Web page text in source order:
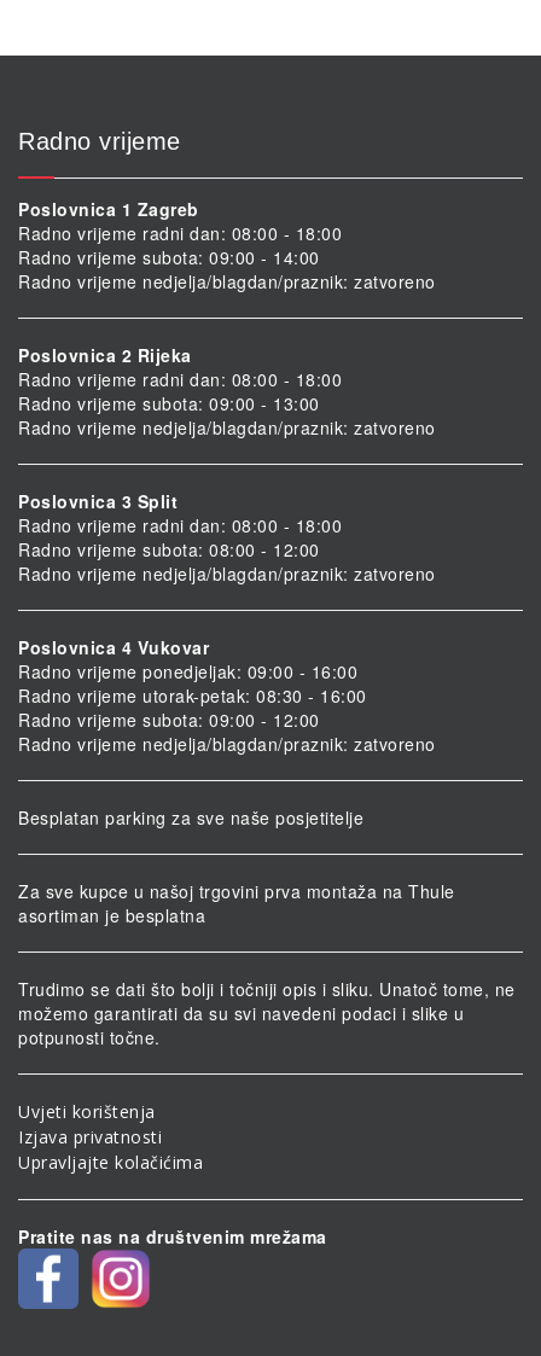
Radno vrijeme
Poslovnica 1 Zagreb
Radno vrijeme radni dan: 08:00 - 18:00
Radno vrijeme subota: 09:00 - 14:00
Radno vrijeme nedjelja/blagdan/praznik: zatvoreno
Poslovnica 2 Rijeka
Radno vrijeme radni dan: 08:00 - 18:00
Radno vrijeme subota: 09:00 - 13:00
Radno vrijeme nedjelja/blagdan/praznik: zatvoreno
Poslovnica 3 Split
Radno vrijeme radni dan: 08:00 - 18:00
Radno vrijeme subota: 08:00 - 12:00
Radno vrijeme nedjelja/blagdan/praznik: zatvoreno
Poslovnica 4 Vukovar
Radno vrijeme ponedjeljak: 09:00 - 16:00
Radno vrijeme utorak-petak: 08:30 - 16:00
Radno vrijeme subota: 09:00 - 12:00
Radno vrijeme nedjelja/blagdan/praznik: zatvoreno
Besplatan parking za sve naše posjetitelje
Za sve kupce u našoj trgovini prva montaža na Thule
asortiman je besplatna
Trudimo se dati što bolji i točniji opis i sliku. Unatoč tome, ne
možemo garantirati da su svi navedeni podaci i slike u
potpunosti točne.
Uvjeti korištenja
Izjava privatnosti
Upravljajte kolačićima
Pratite nas na društvenim mrežama